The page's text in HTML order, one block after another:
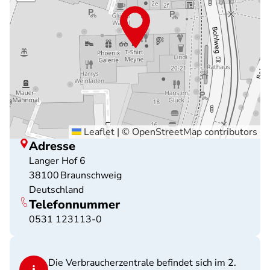
Leaflet | ©OpenStreetMapcontributors
Adresse
Langer Hof 6
38100Braunschweig
Deutschland
Telefonnummer
0531 123113-0
Die Verbraucherzentrale befindet sich im 2.